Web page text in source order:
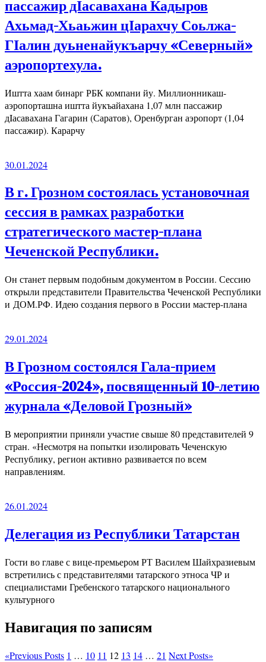
пассажир дӀасавахана Кадыров
Ахьмад-Хьаьжин цӀарахчу Соьлжа-
ГӀалин дуьненайукъарчу «Северный»
аэропортехула.
Иштта хаам бинарг РБК компани йу. Миллионникаш-
аэропорташна иштта йукъайахана 1,07 млн пассажир
дIасавахана Гагарин (Саратов), Оренбурган аэропорт (1,04
пассажир). Карарчу
30.01.2024
В г. Грозном состоялась установочная
сессия в рамках разработки
стратегического мастер-плана
Чеченской Республики.
Он станет первым подобным документом в России. Сессию
открыли представители Правительства Чеченской Республики
и ДОМ.РФ. Идею создания первого в России мастер-плана
29.01.2024
В Грозном состоялся Гала-прием
«Россия-2024», посвященный 10-летию
журнала «Деловой Грозный»
В мероприятии приняли участие свыше 80 представителей 9
стран. «Несмотря на попытки изолировать Чеченскую
Республику, регион активно развивается по всем
направлениям.
26.01.2024
Делегация из Республики Татарстан
Гости во главе с вице-премьером РТ Василем Шайхразиевым
встретились с представителями татарского этноса ЧР и
специалистами Гребенского татарского национального
культурного
Навигация по записям
«Previous Posts 1 … 10 11 12 13 14 … 21 Next Posts»